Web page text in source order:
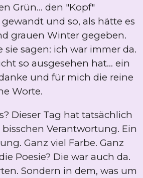
Grün... den "Kopf"
und so, als hätte es
grauen Winter gegeben.
sie sagen: ich war immer da.
so ausgesehen hat... ein
und für mich die reine
Worte.
Dieser Tag hat tatsächlich
Verantwortung. Ein
Ganz viel Farbe. Ganz
Poesie? Die war auch da.
Sondern in dem, was um